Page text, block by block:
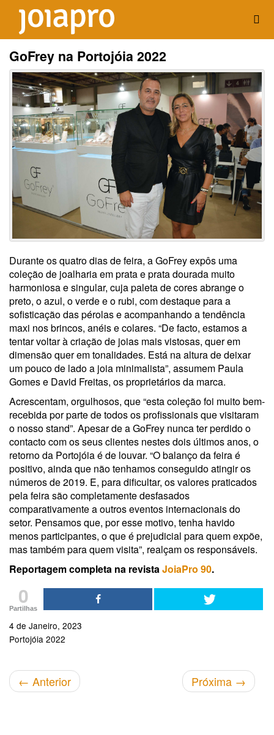
GoFrey na Portojóia 2022
Durante os quatro dias de feira, a GoFrey expôs uma
coleção de joalharia em prata e prata dourada muito
harmoniosa e singular, cuja paleta de cores abrange o
preto, o azul, o verde e o rubi, com destaque para a
sofisticação das pérolas e acompanhando a tendência
maxi nos brincos, anéis e colares. “De facto, estamos a
tentar voltar à criação de joias mais vistosas, quer em
dimensão quer em tonalidades. Está na altura de deixar
um pouco de lado a joia minimalista”, assumem Paula
Gomes e David Freitas, os proprietários da marca.
Acrescentam, orgulhosos, que “esta coleção foi muito bem-
recebida por parte de todos os profissionais que visitaram
o nosso stand”. Apesar de a GoFrey nunca ter perdido o
contacto com os seus clientes nestes dois últimos anos, o
retorno da Portojóia é de louvar. “O balanço da feira é
positivo, ainda que não tenhamos conseguido atingir os
números de 2019. E, para dificultar, os valores praticados
pela feira são completamente desfasados
comparativamente a outros eventos internacionais do
setor. Pensamos que, por esse motivo, tenha havido
menos participantes, o que é prejudicial para quem expõe,
mas também para quem visita”, realçam os responsáveis.
Reportagem completa na revistaJoiaPro 90.
0
Partilhas
4 de Janeiro, 2023
Portojóia 2022
← Anterior Próxima →